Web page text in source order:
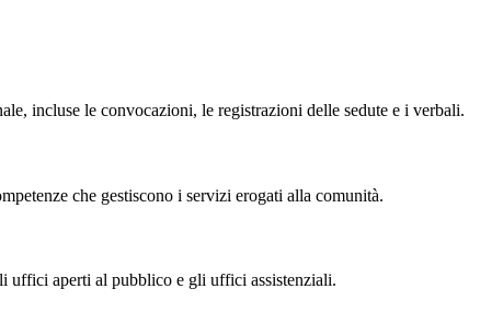
incluse le convocazioni, le registrazioni delle sedute e i verbali.
che gestiscono i servizi erogati alla comunità.
aperti al pubblico e gli uffici assistenziali.